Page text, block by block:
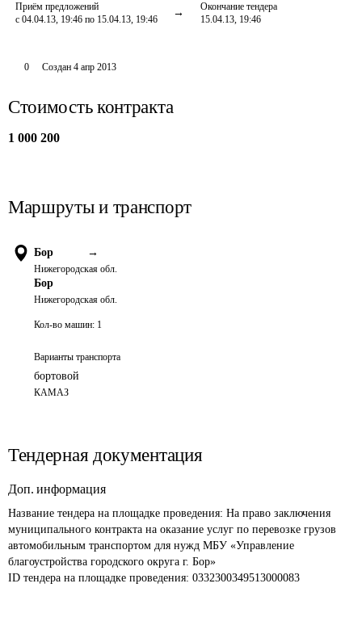
Приём предложений
с 04.04.13, 19:46 по 15.04.13, 19:46
Окончание тендера
15.04.13, 19:46
0 Создан 4 апр 2013
Стоимость контракта
1 000 200
Маршруты и транспорт
Бор →
Нижегородская обл.
Бор
Нижегородская обл.
Кол-во машин: 1
Варианты транспорта
бортовой
КАМАЗ
Тендерная документация
Доп. информация
Название тендера на площадке проведения: На право заключения
муниципального контракта на оказание услуг по перевозке грузов
автомобильным транспортом для нужд МБУ «Управление
благоустройства городского округа г. Бор»
ID тендера на площадке проведения: 0332300349513000083